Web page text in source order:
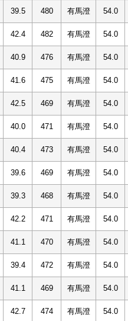
39.5 480 有馬澄 54.0
42.4 482 有馬澄 54.0
40.9 476 有馬澄 54.0
41.6 475 有馬澄 54.0
42.5 469 有馬澄 54.0
40.0 471 有馬澄 54.0
40.4 473 有馬澄 54.0
39.6 469 有馬澄 54.0
39.3 468 有馬澄 54.0
42.2 471 有馬澄 54.0
41.1 470 有馬澄 54.0
39.4 472 有馬澄 54.0
41.1 469 有馬澄 54.0
42.7 474 有馬澄 54.0